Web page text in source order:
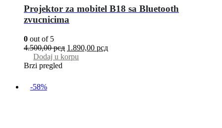
Projektor za mobitel B18 sa Bluetooth
zvucnicima
0 out of 5
4.500,00рсд 1.890,00 рсд
Dodaj u korpu
Brzi pregled
-58%